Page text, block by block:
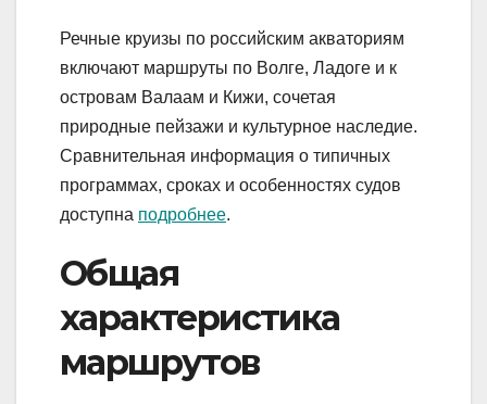
Речные круизы по российским акваториям
включают маршруты по Волге, Ладоге и к
островам Валаам и Кижи, сочетая
природные пейзажи и культурное наследие.
Сравнительная информация о типичных
программах, сроках и особенностях судов
доступна подробнее.
Общая
характеристика
маршрутов